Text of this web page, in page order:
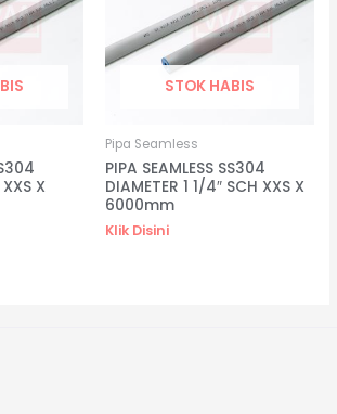
X
STOK HABIS
Pipa Seamless
PIPA SEAMLESS SS304
DIAMETER 1 1/4″ SCH XXS X
6000mm
Klik Disini